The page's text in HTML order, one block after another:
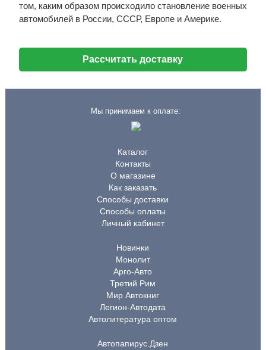
том, каким образом происходило становление военных
автомобилей в России, СССР, Европе и Америке.
Рассчитать доставку
Мы принимаем к оплате:
Каталог
Контакты
О магазине
Как заказать
Способы доставки
Способы оплаты
Личный кабинет
Новинки
Монолит
Арго-Авто
Третий Рим
Мир Автокниг
Легион-Автодата
Автолитература оптом
Автопапирус.Дзен